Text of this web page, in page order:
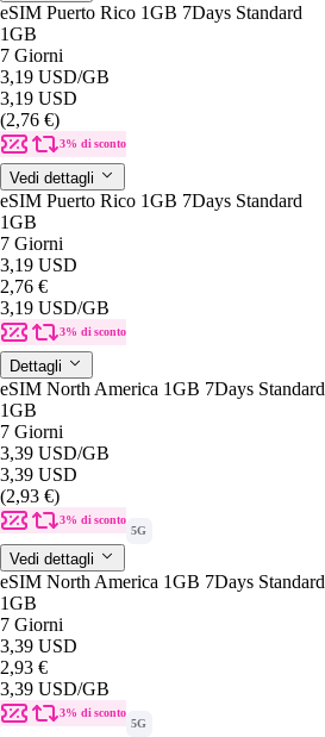
eSIM Puerto Rico 1GB 7Days Standard
1GB
7 Giorni
3,19 USD/GB
3,19 USD
(2,76 €)
3% di sconto
Vedi dettagli
eSIM Puerto Rico 1GB 7Days Standard
1GB
7 Giorni
3,19 USD
2,76 €
3,19 USD/GB
3% di sconto
Dettagli
eSIM North America 1GB 7Days Standard
1GB
7 Giorni
3,39 USD/GB
3,39 USD
(2,93 €)
3% di sconto
5G
Vedi dettagli
eSIM North America 1GB 7Days Standard
1GB
7 Giorni
3,39 USD
2,93 €
3,39 USD/GB
3% di sconto
5G